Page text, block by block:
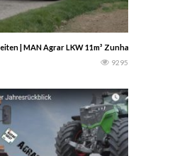
| MAN Agrar LKW 11m³ Zunhammer
9295